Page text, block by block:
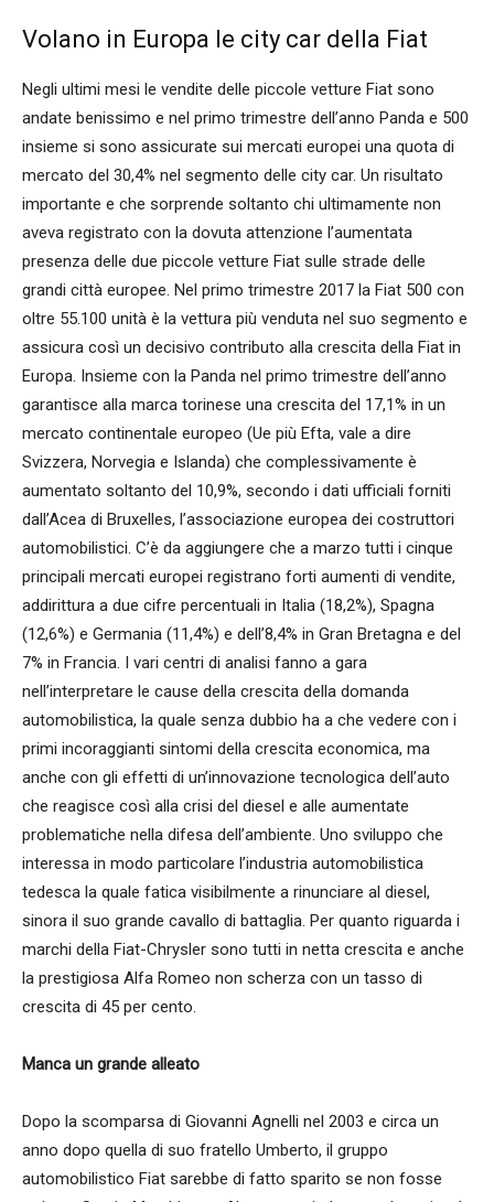
Volano in Europa le city car della Fiat
Negli ultimi mesi le vendite delle piccole vetture Fiat sono
andate benissimo e nel primo trimestre dell’anno Panda e 500
insieme si sono assicurate sui mercati europei una quota di
mercato del 30,4% nel segmento delle city car. Un risultato
importante e che sorprende soltanto chi ultimamente non
aveva registrato con la dovuta attenzione l’aumentata
presenza delle due piccole vetture Fiat sulle strade delle
grandi città europee. Nel primo trimestre 2017 la Fiat 500 con
oltre 55.100 unità è la vettura più venduta nel suo segmento e
assicura così un decisivo contributo alla crescita della Fiat in
Europa. Insieme con la Panda nel primo trimestre dell’anno
garantisce alla marca torinese una crescita del 17,1% in un
mercato continentale europeo (Ue più Efta, vale a dire
Svizzera, Norvegia e Islanda) che complessivamente è
aumentato soltanto del 10,9%, secondo i dati ufficiali forniti
dall’Acea di Bruxelles, l’associazione europea dei costruttori
automobilistici. C’è da aggiungere che a marzo tutti i cinque
principali mercati europei registrano forti aumenti di vendite,
addirittura a due cifre percentuali in Italia (18,2%), Spagna
(12,6%) e Germania (11,4%) e dell’8,4% in Gran Bretagna e del
7% in Francia. I vari centri di analisi fanno a gara
nell’interpretare le cause della crescita della domanda
automobilistica, la quale senza dubbio ha a che vedere con i
primi incoraggianti sintomi della crescita economica, ma
anche con gli effetti di un’innovazione tecnologica dell’auto
che reagisce così alla crisi del diesel e alle aumentate
problematiche nella difesa dell’ambiente. Uno sviluppo che
interessa in modo particolare l’industria automobilistica
tedesca la quale fatica visibilmente a rinunciare al diesel,
sinora il suo grande cavallo di battaglia. Per quanto riguarda i
marchi della Fiat-Chrysler sono tutti in netta crescita e anche
la prestigiosa Alfa Romeo non scherza con un tasso di
crescita di 45 per cento.
Manca un grande alleato
Dopo la scomparsa di Giovanni Agnelli nel 2003 e circa un
anno dopo quella di suo fratello Umberto, il gruppo
automobilistico Fiat sarebbe di fatto sparito se non fosse